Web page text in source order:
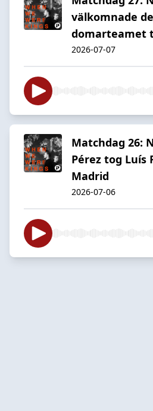
välkomnade
domarteamet
2026-07-07
Matchdag 26:
Pérez tog Luís
Madrid
2026-07-06